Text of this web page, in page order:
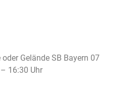
Gelände SB Bayern 07
16:30 Uhr